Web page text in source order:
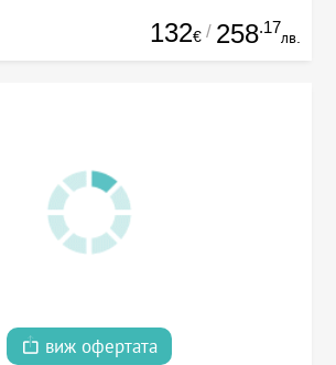
132€ / 258.17
лв.
виж офертата